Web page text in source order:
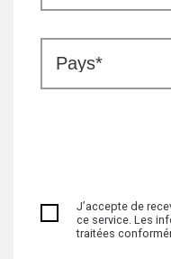
J’accepte de
ce service. Les
traitées